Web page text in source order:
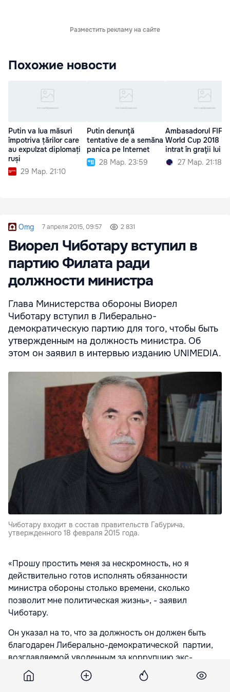
Разместить рекламу на сайте
Похожие новости
Putin va lua măsuri
împotriva țărilor care
au expulzat diplomați
ruși
29 Мар. 21:10
Putin denunţă
tentative de a semăna
panica pe Internet
28 Мар. 23:59
Ambasadorul FIFA
World Cup 2018 i-
intrat în graţii lui
27 Мар. 21:18
Omg 7 апреля 2015, 09:57 2 831
Виорел Чиботару вступил в
партию Филата ради
должности министра
Глава Министерства обороны Виорел
Чиботару вступил в Либерально-
демократическую партию для того, чтобы быть
утвержденным на должность министра. Об
этом он заявил в интервью изданию UNIMEDIA.
Чиботару входит в состав правительств Габурича,
утвержденного 18 февраля 2015 года.
«Прошу простить меня за нескромность, но я
действительно готов исполнять обязанности
министра обороны столько времени, сколько
позволит мне политическая жизнь», - заявил
Чиботару.
Он указал на то, что за должность он должен быть
благодарен Либерально-демократической партии,
возглавляемой уволенным за коррупцию экс-
премьером Владимиром Филатом